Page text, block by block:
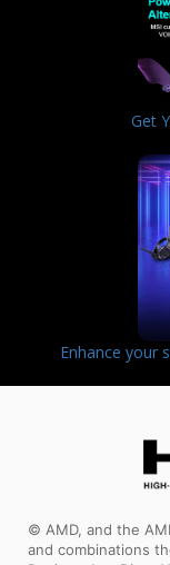
Get
Enhance your
© AMD, and the
and combinations